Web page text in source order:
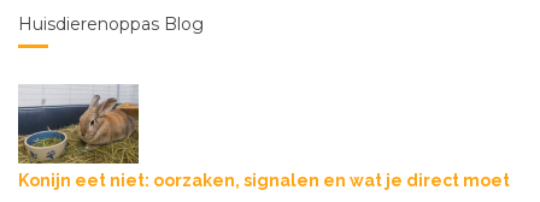
Huisdierenoppas Blog
Konijn eet niet: oorzaken, signalen en wat je direct moet